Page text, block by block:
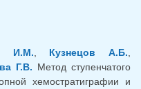
И.М. Кузнецов А.Б.
Г.В. Метод ступенчатого
хемостратиграфии и